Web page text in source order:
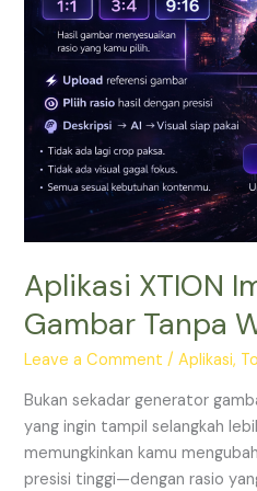
Aplikasi XTION
Gambar Tanpa
Leave a Comment /Aplikasi,
Bukan sekadar generator
yang ingin tampil selangkah
memungkinkan kamu
presisi tinggi—dengan rasio